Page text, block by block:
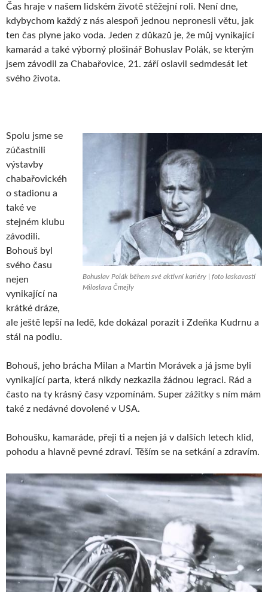
Čas hraje v našem lidském životě stěžejní roli. Není dne,
kdybychom každý z nás alespoň jednou nepronesli větu, jak
ten čas plyne jako voda. Jeden z důkazů je, že můj vynikající
kamarád a také výborný plošinář Bohuslav Polák, se kterým
jsem závodil za Chabařovice, 21. září oslavil sedmdesát let
svého života.
Bohuslav Polák během své aktivní kariéry | foto laskavostí
Miloslava Čmejly
Spolu jsme se
zúčastnili
výstavby
chabařovickéh
o stadionu a
také ve
stejném klubu
závodili.
Bohouš byl
svého času
nejen
vynikající na
krátké dráze,
ale ještě lepší na ledě, kde dokázal porazit i Zdeňka Kudrnu a
stál na podiu.
Bohouš, jeho brácha Milan a Martin Morávek a já jsme byli
vynikající parta, která nikdy nezkazila žádnou legraci. Rád a
často na ty krásný časy vzpomínám. Super zážitky s ním mám
také z nedávné dovolené v USA.
Bohoušku, kamaráde, přeji ti a nejen já v dalších letech klid,
pohodu a hlavně pevné zdraví. Těším se na setkání a zdravím.